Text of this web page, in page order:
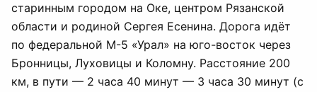
старинным городом на Оке, центром Рязанской
области и родиной Сергея Есенина. Дорога идёт
по федеральной М-5 «Урал» на юго-восток через
Бронницы, Луховицы и Коломну. Расстояние 200
км, в пути — 2 часа 40 минут — 3 часа 30 минут (с